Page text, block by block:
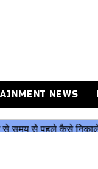
NEWS